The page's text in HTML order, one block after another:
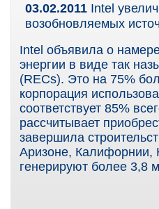
03.02.2011 Intel
возобновляемых
Intel объявила о
энергии в виде так
(RECs). Это на 75%
корпорация
соответствует 85%
рассчитывает
завершила
Аризоне, Калифорнии,
генерируют более 3,8